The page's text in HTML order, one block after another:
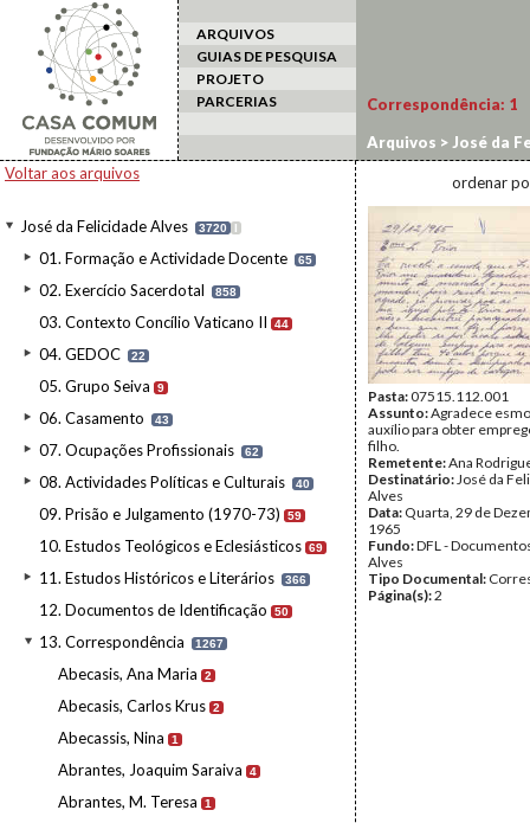
ARQUIVOS
GUIAS DE PESQUISA
PROJETO
PARCERIAS
Voltar aos arquivos
José da Felicidade Alves 3720 I
01. Formação e Actividade Docente 65
02. Exercício Sacerdotal 858
03. Contexto Concílio Vaticano II 44
04. GEDOC 22
05. Grupo Seiva 9
06. Casamento 43
07. Ocupações Profissionais 62
08. Actividades Políticas e Culturais 40
09. Prisão e Julgamento (1970-73) 59
10. Estudos Teológicos e Eclesiásticos 69
11. Estudos Históricos e Literários 366
12. Documentos de Identificação 50
13. Correspondência 1267
Abecasis, Ana Maria 2
Abecasis, Carlos Krus 2
Abecassis, Nina 1
Abrantes, Joaquim Saraiva 4
Abrantes, M. Teresa 1
Correspondência: 1
Arquivos > José da
ordenar
Pasta:07515.112.001
Assunto:Agradece
auxílio para obter
filho.
Remetente:Ana
Destinatário:José da
Alves
Data: Quarta, 29 de
1965
Fundo:DFL -
Alves
Tipo Documental:
Página(s):2